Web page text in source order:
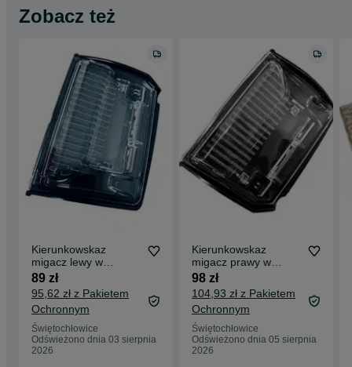
Zobacz też
Kierunkowskaz
migacz lewy w
lusterku bocznym
Renault Trafic
89 zł
95,62 zł z Pakietem
Ochronnym
Świętochłowice
Odświeżono dnia 03 sierpnia
2026
Kierunkowskaz
migacz prawy w
lusterku bocznym
Renault Trafic
98 zł
104,93 zł z Pakietem
Ochronnym
Świętochłowice
Odświeżono dnia 05 sierpnia
2026